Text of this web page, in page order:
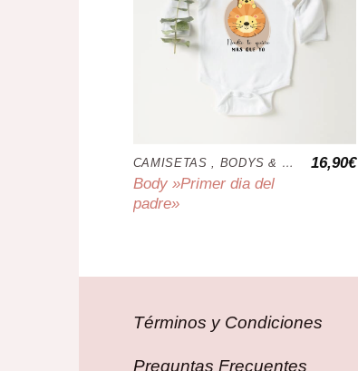
CAMISETAS , BODYS & COJINES
Body »Primer dia del
padre»
16,90€
Términos y Condiciones
Preguntas Frecuentes